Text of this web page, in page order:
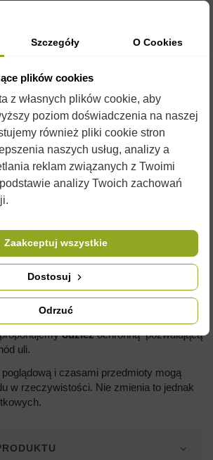
Dadant
1-ramkowy.
uliki weselne
, w naszej szerokiej ofercie
odzieżochronną pozwalającą
uli.
i czasami przedmioty mogą
w rzeczywistości. Nie zmienia to jednak
Szczegóły O Cookies
plików cookies
z własnych plików cookie, aby
poziom doświadczenia na naszej
również pliki cookie stron
naszych usług, analizy a
reklam związanych z Twoimi
analizy Twoich zachowań
Odrzuć
Dostosuj
Zaakceptuj wszystkie